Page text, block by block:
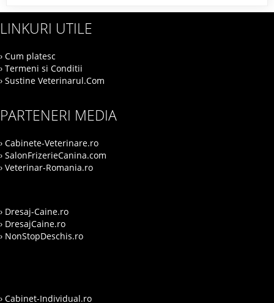
LINKURI UTILE
› Cum platesc
› Termeni si Conditii
› Sustine Veterinarul.Com
PARTENERI MEDIA
› Cabinete-Veterinare.ro
› SalonFrizerieCanina.com
› Veterinar-Romania.ro
› Dresaj-Caine.ro
› DresajCaine.ro
› NonStopDeschis.ro
› Cabinet-Individual.ro